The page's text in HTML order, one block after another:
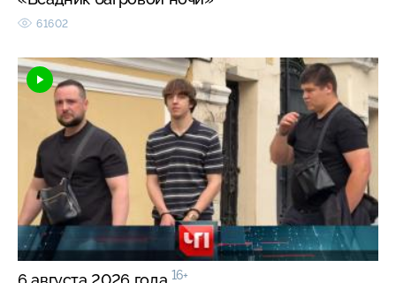
61602
16+